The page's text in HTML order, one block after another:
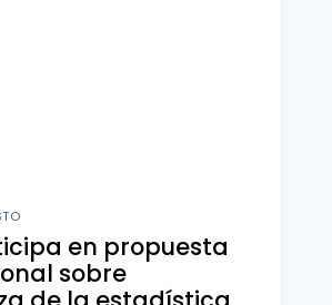
en propuesta
sobre